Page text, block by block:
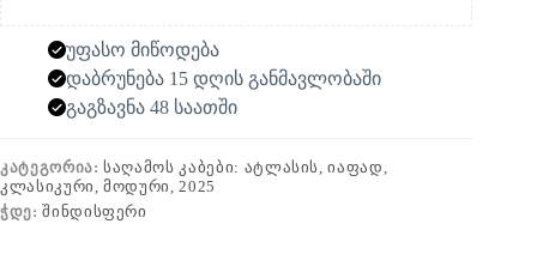
უფასო მიწოდება
დაბრუნება 15 დღის განმავლობაში
გაგზავნა 48 საათში
ᲙᲐᲢᲔᲒᲝᲠᲘᲐ:ᲡᲐᲦᲐᲛᲝᲡ ᲙᲐᲑᲔᲑᲘ: ᲐᲢᲚᲐᲡᲘᲡ, ᲘᲐᲤᲐᲓ,
ᲙᲚᲐᲡᲘᲙᲣᲠᲘ, ᲛᲝᲓᲣᲠᲘ, 2025
ᲭᲓᲔ:ᲨᲘᲜᲓᲘᲡᲤᲔᲠᲘ